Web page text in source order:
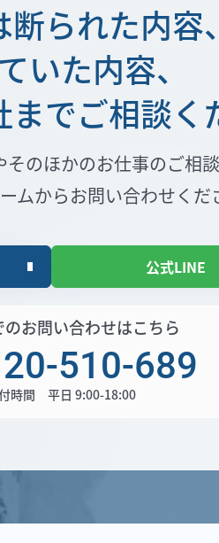
られた内容、
いた内容、
までご相談く
そのほかのお仕事のご相
ムからお問い合わせくだ
公式LINE
のお問い合わせはこちら
510-689
時間 平日 9:00-18:00